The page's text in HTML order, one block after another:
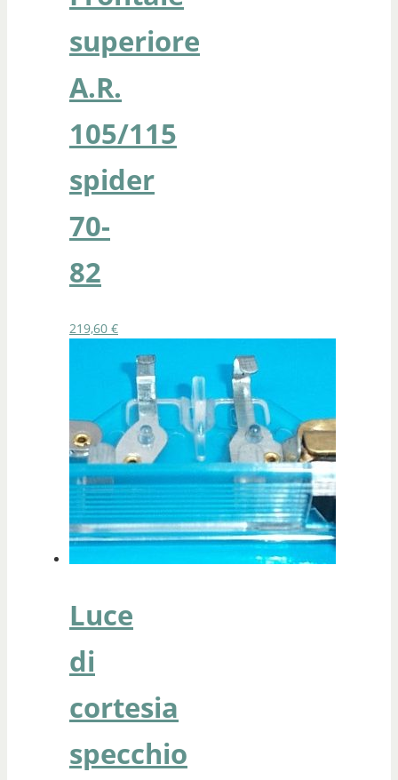
superiore
A.R.
105/115
spider
70-
82
219,60 €
Luce
di
cortesia
specchio